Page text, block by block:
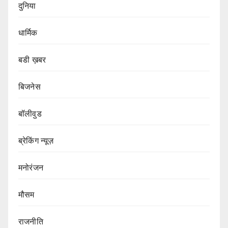
दुनिया
धार्मिक
बडी ख़बर
बिजनेस
बॉलीवुड
ब्रेकिंग न्यूज़
मनोरंजन
मौसम
राजनीति